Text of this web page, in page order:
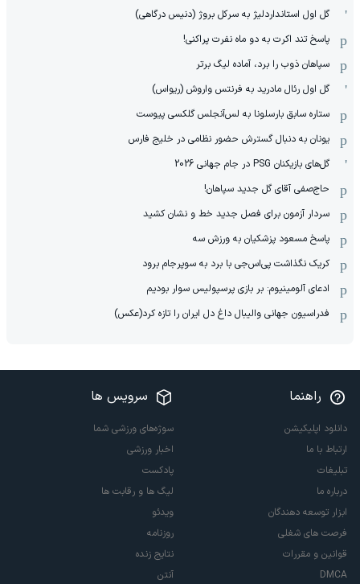
گل اول استانداردلیژ به سرکل بروژ (دنیس درگاهی)
پاسخ تند اکرت به دو ماه نفرت پراکنی!
سپاهان ذوب را برد، آماده لیگ برتر
گل اول رئال مادرید به فرنتس واروش (ریواس)
ستاره سابق بارسلونا به لس‌آنجلس گلکسی پیوست
یونان به دنبال گسترش حضور نظامی در خلیج فارس
گل‌های بازیکنان PSG در جام جهانی 2026
حاج‌صفی آقای گل جدید سپاهان!
سردار آزمون برای فصل جدید خط و نشان کشید
پاسخ مسعود پزشکیان به ورزش سه
کریک نگذاشت پی‌اس‌جی با برد به سوپرجام برود
ادعای آلومینیوم: بر بازی پرسپولیس سوار بودیم
فدراسیون جهانی والیبال داغ دل ایران را تازه کرد(عکس)
راهنما
دانلود اپلیکیشن
ارتباط با ما
تبلیغات
درباره ما
ابزار توسعه دهندگان
فرصت های شغلی
قوانین و مقررات
DMCA
سرویس ها
سوژه‌های ورزشی شما
اخبار ورزشی
پادکست
لیگ ها و رقابت ها
ویدئو
روزنامه
نتایج زنده
آنتن